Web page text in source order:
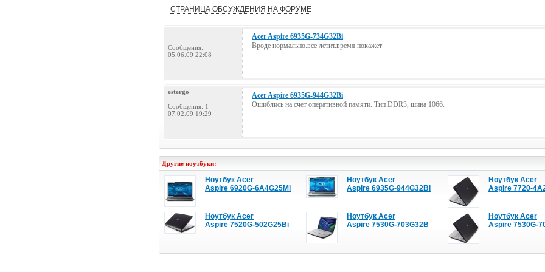
СТРАНИЦА ОБСУЖДЕНИЯ НА ФОРУМЕ
Сообщения:
05.06.09 22:08
Acer Aspire 6935G-734G32Bi
Вроде нормально.все летит.время покажет
estergo
Сообщения: 1
07.02.09 19:29
Acer Aspire 6935G-944G32Bi
Ошиблись на счет оперативной памяти. Тип DDR3, шина 1066.
Другие ноутбуки:
Ноутбук Acer
Aspire 6920G-6A4G25Mi
Ноутбук Acer
Aspire 6935G-944G32Bi
Ноутбук Acer
Aspire 7720-
Ноутбук Acer
Aspire 7520G-502G25Bi
Ноутбук Acer
Aspire 7530G-703G32B
Ноутбук Acer
Aspire 7530G-